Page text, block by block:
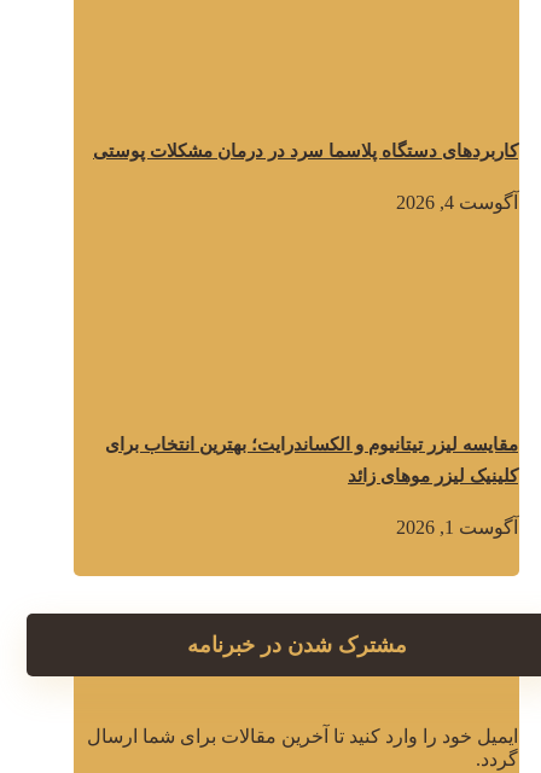
کاربردهای دستگاه پلاسما سرد در درمان مشکلات پوستی
آگوست 4, 2026
مقایسه لیزر تیتانیوم و الکساندرایت؛ بهترین انتخاب برای
کلینیک لیزر موهای زائد
آگوست 1, 2026
مشترک شدن در خبرنامه
ایمیل خود را وارد کنید تا آخرین مقالات برای شما ارسال
گردد.